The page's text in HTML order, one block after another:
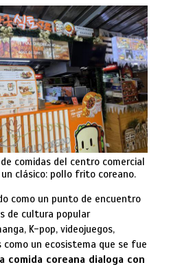
comidas del centro comercial
clásico: pollo frito coreano.
como un punto de encuentro
de cultura popular
K-pop, videojuegos,
como un ecosistema que se fue
comida coreana dialoga con